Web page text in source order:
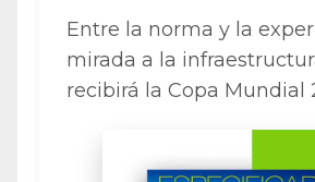
Entre la norma y la
mirada a la
recibirá la Copa Mundial